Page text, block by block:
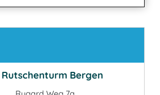
Rutschenturm Bergen